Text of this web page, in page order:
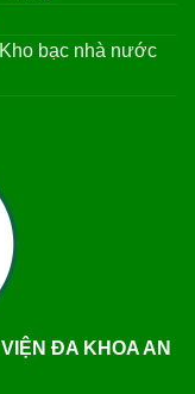
bạc nhà nước
ĐA KHOA AN